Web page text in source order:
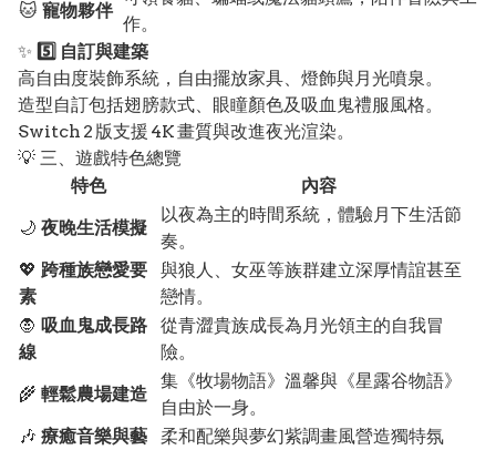
🐱 寵物夥伴
作。
✨ 5️⃣ 自訂與建築
高自由度裝飾系統，自由擺放家具、燈飾與月光噴泉。
造型自訂包括翅膀款式、眼瞳顏色及吸血鬼禮服風格。
Switch 2 版支援 4K 畫質與改進夜光渲染。
💡 三、遊戲特色總覽
特色
內容
🌙 夜晚生活模擬
以夜為主的時間系統，體驗月下生活節
奏。
💖 跨種族戀愛要
素
與狼人、女巫等族群建立深厚情誼甚至
戀情。
🧛 吸血鬼成長路
線
從青澀貴族成長為月光領主的自我冒
險。
🌾 輕鬆農場建造
集《牧場物語》溫馨與《星露谷物語》
自由於一身。
🎶 療癒音樂與藝
柔和配樂與夢幻紫調畫風營造獨特氛